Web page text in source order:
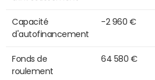
Capacité
d'autofinancement
-2 960 €
Fonds de
roulement
64 580 €